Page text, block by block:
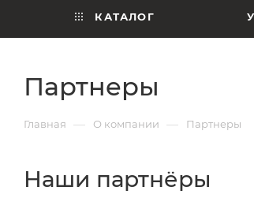
КАТАЛОГ
Партнеры
Главная — О компании — Партнеры
Наши партнёры